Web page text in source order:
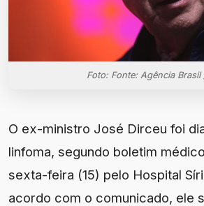
Foto: Fonte: Agência Brasil
O ex-ministro José Dirceu foi
linfoma, segundo boletim
sexta-feira (15) pelo Hospital
acordo com o comunicado, ele